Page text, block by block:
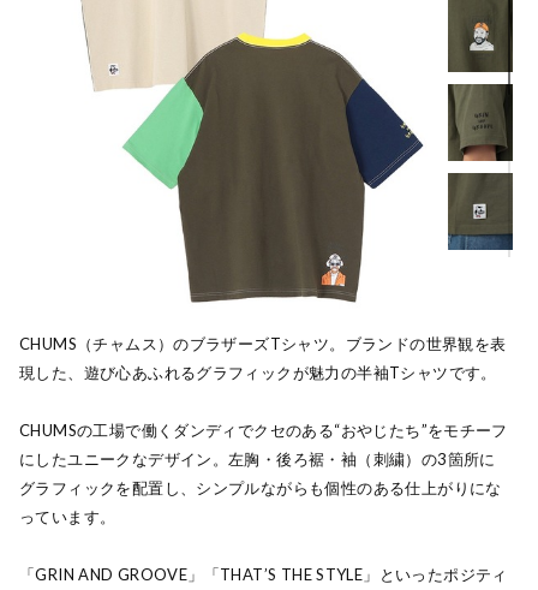
CHUMS（チャムス）のブラザーズTシャツ。ブランドの世界観を表
現した、遊び心あふれるグラフィックが魅力の半袖Tシャツです。
CHUMSの工場で働くダンディでクセのある“おやじたち”をモチーフ
にしたユニークなデザイン。左胸・後ろ裾・袖（刺繍）の3箇所に
グラフィックを配置し、シンプルながらも個性のある仕上がりにな
っています。
「GRIN AND GROOVE」「THAT’S THE STYLE」といったポジティ